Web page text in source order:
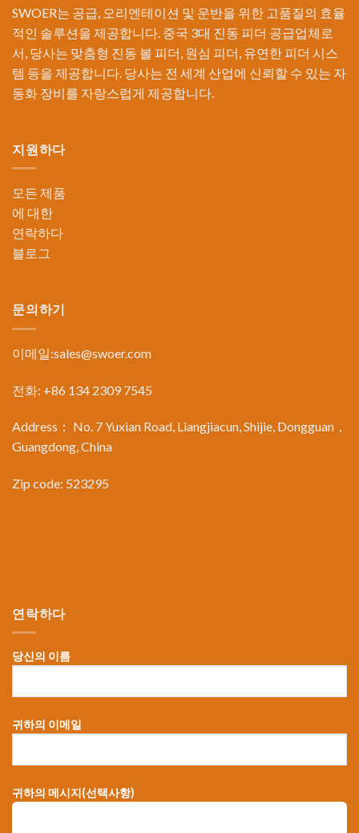
SWOER는 공급, 오리엔테이션 및 운반을 위한 고품질의 효율
적인 솔루션을 제공합니다. 중국 3대 진동 피더 공급업체로
서, 당사는 맞춤형 진동 볼 피더, 원심 피더, 유연한 피더 시스
템 등을 제공합니다. 당사는 전 세계 산업에 신뢰할 수 있는 자
동화 장비를 자랑스럽게 제공합니다.
지원하다
모든 제품
에 대한
연락하다
블로그
문의하기
이메일:sales@swoer.com
전화: +86 134 2309 7545
Address： No. 7 Yuxian Road, Liangjiacun, Shijie, Dongguan，
Guangdong, China
Zip code: 523295
연락하다
당신의 이름
귀하의 이메일
귀하의 메시지(선택사항)